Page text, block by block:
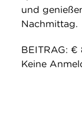
Suche
und
Nachmittag.
BEITRAG: €
Keine